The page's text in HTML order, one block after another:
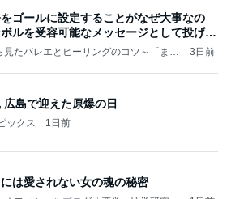
ゴールに設定することがなぜ大事なの
ルを受容可能なメッセージとして投げる
見たバレエとヒーリングのコツ～「まと
3日前
広島で迎えた原爆の日
ックス 1日前
は愛されない女の魂の秘密